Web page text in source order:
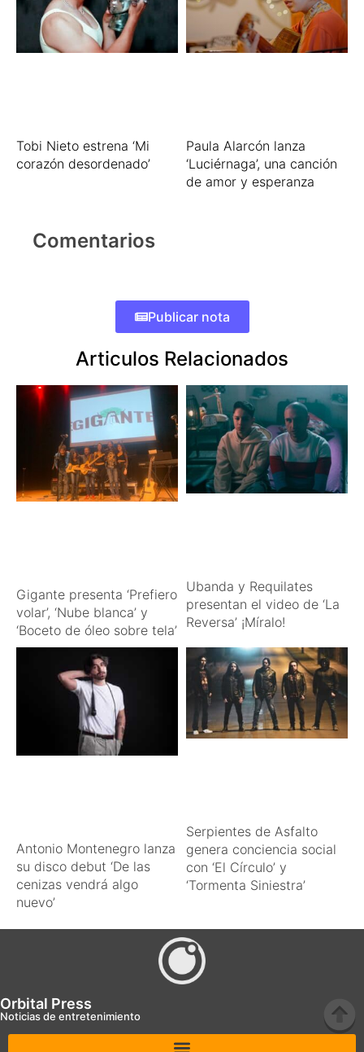
Tobi Nieto estrena ‘Mi
corazón desordenado’
Paula Alarcón lanza
‘Luciérnaga’, una canción
de amor y esperanza
Comentarios
Publicar nota
Articulos Relacionados
Gigante presenta ‘Prefiero
volar’, ‘Nube blanca’ y
‘Boceto de óleo sobre tela’
Ubanda y Requilates
presentan el video de ‘La
Reversa’ ¡Míralo!
Antonio Montenegro lanza
su disco debut ‘De las
cenizas vendrá algo
nuevo’
Serpientes de Asfalto
genera conciencia social
con ‘El Círculo’ y
‘Tormenta Siniestra’
Orbital Press
Noticias de entretenimiento